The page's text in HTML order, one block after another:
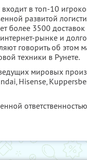
в топ-10
развитой
более 3500 доставок
рынке и
говорить об этом
техники в Рунете.
мировых
Hisense,